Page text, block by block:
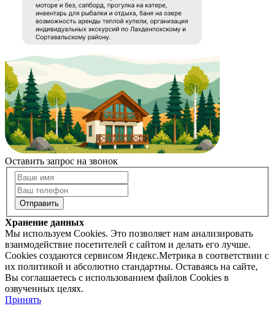
Оставить запрос на звонок
Хранение данных
Мы используем Cookies. Это позволяет нам анализировать
взаимодействие посетителей с сайтом и делать его лучше.
Cookies создаются сервисом Яндекс.Метрика в соответствии с
их политикой и абсолютно стандартны. Оставаясь на сайте,
Вы соглашаетесь с использованием файлов Cookies в
озвученных целях.
Принять